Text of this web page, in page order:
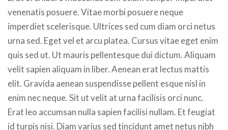
venenatis posuere. Vitae morbi posuere neque
imperdiet scelerisque. Ultrices sed cum diam orci netus
urna sed. Eget vel et arcu platea. Cursus vitae eget enim
quis sed ut. Ut mauris pellentesque dui dictum. Aliquam
velit sapien aliquam in liber. Aenean erat lectus mattis
elit. Gravida aenean suspendisse pellent esque nisl in
enim nec neque. Sit ut velit at urna facilisis orci nunc.
Erat leo accumsan nulla sapien facilisi nullam. Et feugiat
id turpis nisi. Diam varius sed tincidunt amet netus nibh